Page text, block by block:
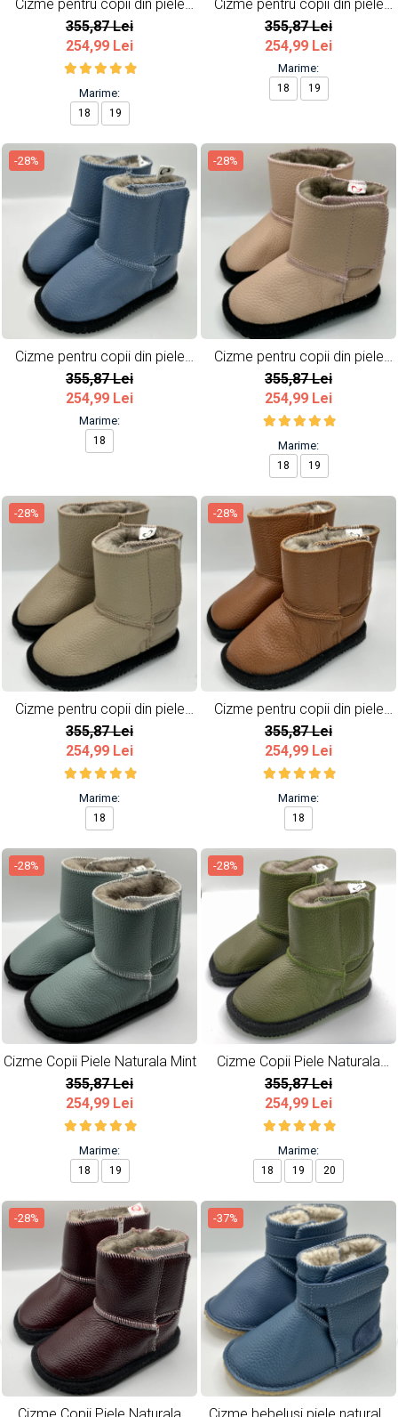
Cizme pentru copii din piele
naturala So cute
355,87 Lei
254,99 Lei
Marime:
18 19
Cizme pentru copii din piele
naturala All Grey
355,87 Lei
254,99 Lei
Marime:
18 19
-28%
Cizme pentru copii din piele
naturala All Blue
355,87 Lei
254,99 Lei
Marime:
18
-28%
Cizme pentru copii din piele
naturala All Pink
355,87 Lei
254,99 Lei
Marime:
18 19
-28%
Cizme pentru copii din piele
naturala All Beige
355,87 Lei
254,99 Lei
Marime:
18
-28%
Cizme pentru copii din piele
naturala All Brown
355,87 Lei
254,99 Lei
Marime:
18
-28%
Cizme Copii Piele Naturala Mint
355,87 Lei
254,99 Lei
Marime:
18 19
-28%
Cizme Copii Piele Naturala
Army
355,87 Lei
254,99 Lei
Marime:
18 19 20
-28%
Cizme Copii Piele Naturala
-37%
Cizme bebelusi piele naturala